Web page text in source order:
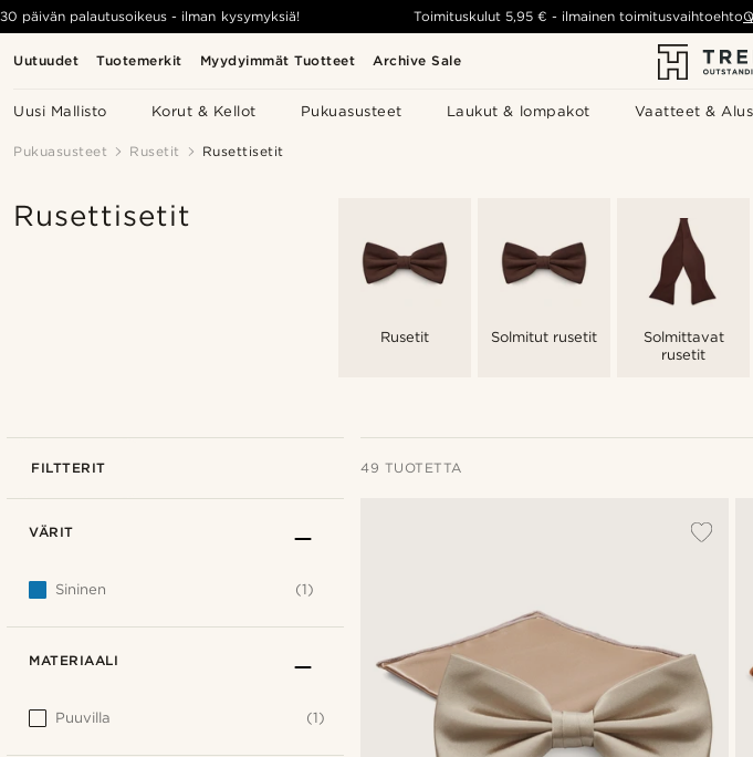
Uutuudet Tuotemerkit Myydyimmät Tuotteet Archive Sale
Uusi Mallisto Korut & Kellot Pukuasusteet Laukut & lompakot Vaatteet &
30 päivän palautusoikeus - ilman kysymyksiä! Toimituskulut 5,95 € - ilmainen toimitusvaihtoehto
Pukuasusteet Rusetit Rusettisetit
Rusettisetit
Rusetit Solmitut rusetit
Solmittavat
rusetit
FILTTERIT 49 TUOTETTA
VÄRIT
Sininen (1)
MATERIAALI
Puuvilla (1)